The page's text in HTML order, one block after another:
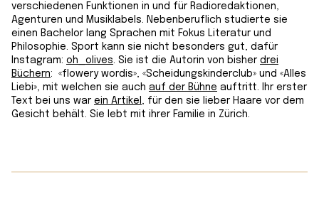
verschiedenen Funktionen in und für Radioredaktionen,
Agenturen und Musiklabels. Nebenberuflich studierte sie
einen Bachelor lang Sprachen mit Fokus Literatur und
Philosophie. Sport kann sie nicht besonders gut, dafür
Instagram: oh_olives. Sie ist die Autorin von bisher drei
Büchern: «flowery wordis», «Scheidungskinderclub» und «Alles
Liebi», mit welchen sie auch auf der Bühne auftritt. Ihr erster
Text bei uns war ein Artikel , für den sie lieber Haare vor dem
Gesicht behält. Sie lebt mit ihrer Familie in Zürich.